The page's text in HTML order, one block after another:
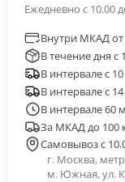
Ежедневно с 10.00
Внутри МКАД от
В течение дня с
В интервале с
В интервале с
В интервале 60
За МКАД до 100
Самовывоз с
г. Москва,
м. Южная, ул.